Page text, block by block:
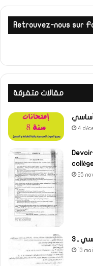
Retrouvez-nous sur
مقالات متفرقة
4
25
13